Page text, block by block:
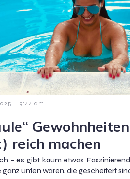
- 9:44 am
reich machen
– es gibt kaum etwas
unten waren, die gescheitert